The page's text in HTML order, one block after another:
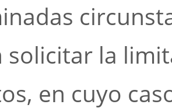
solicitar la
en cuyo